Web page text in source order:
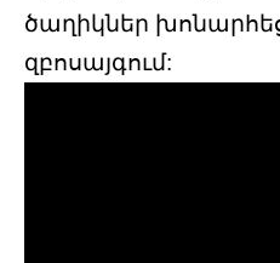
ծաղիկներ
զբոսայգում: